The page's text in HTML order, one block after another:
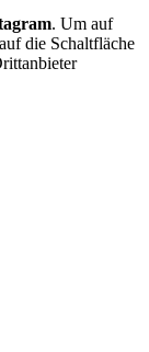
. Um auf
die Schaltfläche